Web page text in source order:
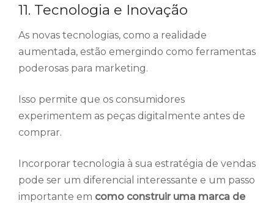
11. Tecnologia e Inovação
As novas tecnologias, como a realidade
aumentada, estão emergindo como ferramentas
poderosas para marketing.
Isso permite que os consumidores
experimentem as peças digitalmente antes de
comprar.
Incorporar tecnologia à sua estratégia de vendas
pode ser um diferencial interessante e um passo
importante em como construir uma marca de